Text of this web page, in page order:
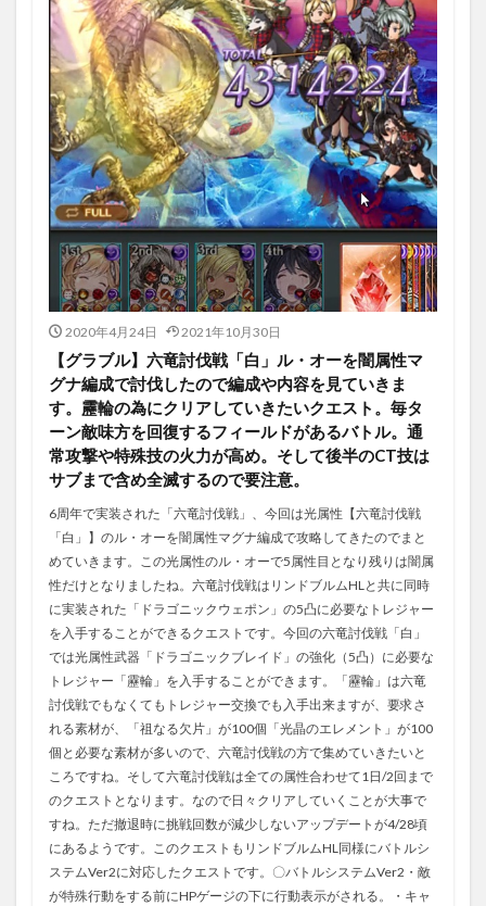
2020年4月24日 2021年10月30日
【グラブル】六竜討伐戦「白」ル・オーを闇属性マ
グナ編成で討伐したので編成や内容を見ていきま
す。靂輪の為にクリアしていきたいクエスト。毎タ
ーン敵味方を回復するフィールドがあるバトル。通
常攻撃や特殊技の火力が高め。そして後半のCT技は
サブまで含め全滅するので要注意。
6周年で実装された「六竜討伐戦」、今回は光属性【六竜討伐戦
「白」】のル・オーを闇属性マグナ編成で攻略してきたのでまと
めていきます。この光属性のル・オーで5属性目となり残りは闇属
性だけとなりましたね。六竜討伐戦はリンドブルムHLと共に同時
に実装された「ドラゴニックウェポン」の5凸に必要なトレジャー
を入手することができるクエストです。今回の六竜討伐戦「白」
では光属性武器「ドラゴニックブレイド」の強化（5凸）に必要な
トレジャー「靂輪」を入手することができます。「靂輪」は六竜
討伐戦でもなくてもトレジャー交換でも入手出来ますが、要求さ
れる素材が、「祖なる欠片」が100個「光晶のエレメント」が100
個と必要な素材が多いので、六竜討伐戦の方で集めていきたいと
ころですね。そして六竜討伐戦は全ての属性合わせて1日/2回まで
のクエストとなります。なので日々クリアしていくことが大事で
すね。ただ撤退時に挑戦回数が減少しないアップデートが4/28頃
にあるようです。このクエストもリンドブルムHL同様にバトルシ
ステムVer2に対応したクエストです。〇バトルシステムVer2・敵
が特殊行動をする前にHPゲージの下に行動表示がされる。・キャ